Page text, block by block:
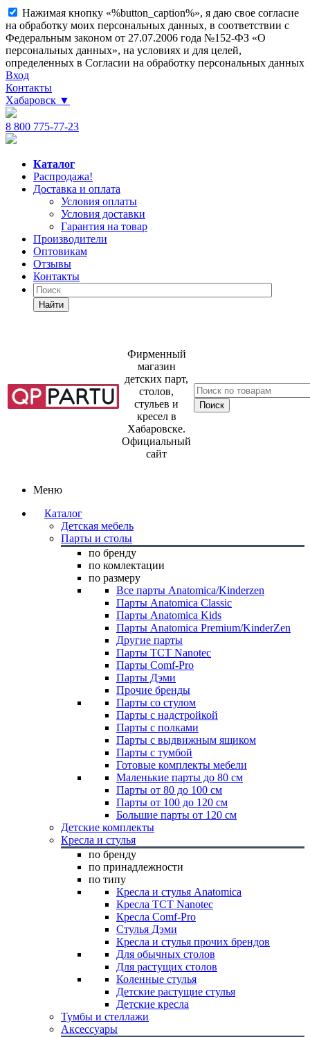
Нажимая кнопку «%button_caption%», я даю свое согласие
на обработку моих персональных данных, в соответствии с
Федеральным законом от 27.07.2006 года №152-ФЗ «О
персональных данных», на условиях и для целей,
определенных в Согласии на обработку персональных данных
Вход
Контакты
Хабаровск ▼
8 800 775-77-23
Каталог
Распродажа!
Доставка и оплата
Условия оплаты
Условия доставки
Гарантия на товар
Производители
Оптовикам
Отзывы
Контакты
Найти
Фирменный
магазин
детских парт,
столов,
стульев и
кресел в
Хабаровске.
Официальный
сайт
Меню
Каталог
Детская мебель
Парты и столы
по бренду
по комлектации
по размеру
Все парты Anatomica/Kinderzen
Парты Anatomica Classic
Парты Anatomica Kids
Парты Anatomica Premium/KinderZen
Другие парты
Парты TCT Nanotec
Парты Comf-Pro
Парты Дэми
Прочие бренды
Парты со стулом
Парты с надстройкой
Парты с полками
Парты с выдвижным ящиком
Парты с тумбой
Готовые комплекты мебели
Маленькие парты до 80 см
Парты от 80 до 100 см
Парты от 100 до 120 см
Большие парты от 120 см
Детские комплекты
Кресла и стулья
по бренду
по принадлежности
по типу
Кресла и стулья Anatomica
Кресла TCT Nanotec
Кресла Comf-Pro
Стулья Дэми
Кресла и стулья прочих брендов
Для обычных столов
Для растущих столов
Коленные стулья
Детские растущие стулья
Детские кресла
Тумбы и стеллажи
Аксессуары